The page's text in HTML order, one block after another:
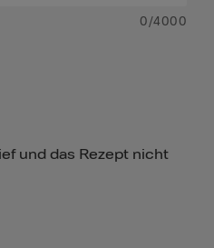
0 /4000
und das Rezept nicht